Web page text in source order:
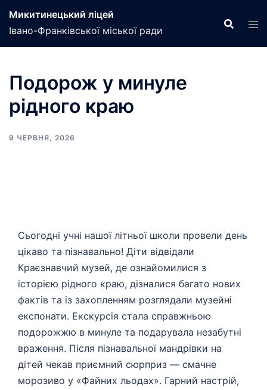
Микитинецький ліцей
Івано-Франківської міської ради
Подорож у минуле
рідного краю
9 ЧЕРВНЯ, 2026
Сьогодні учні нашої літньої школи провели день
цікаво та пізнавально! Діти відвідали
Краєзнавчий музей, де ознайомилися з
історією рідного краю, дізналися багато нових
фактів та із захопленням розглядали музейні
експонати. Екскурсія стала справжньою
подорожжю в минуле та подарувала незабутні
враження. Після пізнавальної мандрівки на
дітей чекав приємний сюрприз — смачне
морозиво у «Файних льодах». Гарний настрій,